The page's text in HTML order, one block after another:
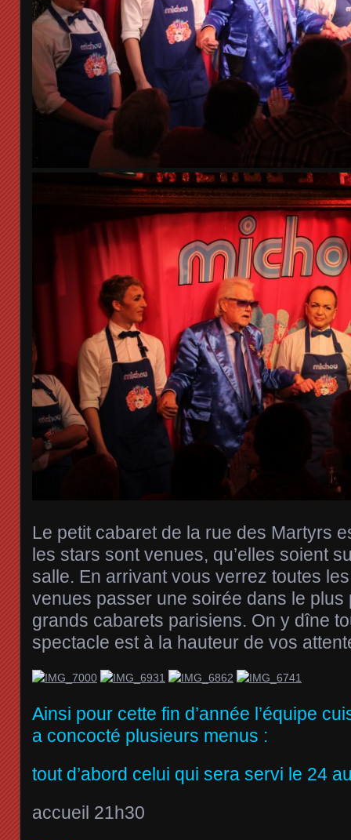
Le petit cabaret de la rue des Martyrs
les stars sont venues, qu’elles soient
salle. En arrivant vous verrez toutes
venues passer une soirée dans le plus
grands cabarets parisiens. On y dîne
spectacle est à la hauteur de vos
Ainsi pour cette fin d’année l’équipe
a concocté plusieurs menus :
tout d’abord celui qui sera servi le 24
accueil 21h30